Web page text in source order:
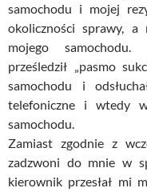
samochodu i mojej
okoliczności sprawy, a
mojego samochodu.
prześledził „pasmo
samochodu i
telefoniczne i wtedy
samochodu.
Zamiast zgodnie z
zadzwoni do mnie w
kierownik przesłał mi